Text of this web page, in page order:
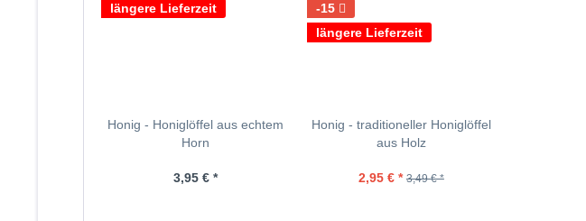
längere Lieferzeit
Honig - Honiglöffel aus echtem
Horn
3,95 € *
-15
längere Lieferzeit
Honig - traditioneller Honiglöffel
aus Holz
2,95 € * 3,49 € *